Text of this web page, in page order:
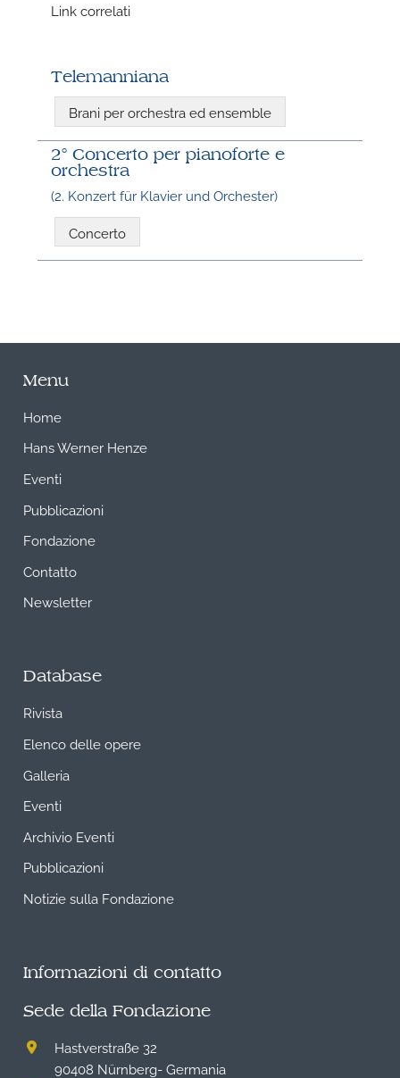
Link correlati
Telemanniana
Brani per orchestra ed ensemble
2° Concerto per pianoforte e
orchestra
(2. Konzert für Klavier und Orchester)
Concerto
Menu
Home
Hans Werner Henze
Eventi
Pubblicazioni
Fondazione
Contatto
Newsletter
Database
Rivista
Elenco delle opere
Galleria
Eventi
Archivio Eventi
Pubblicazioni
Notizie sulla Fondazione
Informazioni di contatto
Sede della Fondazione
Hastverstraße 32
90408 Nürnberg- Germania